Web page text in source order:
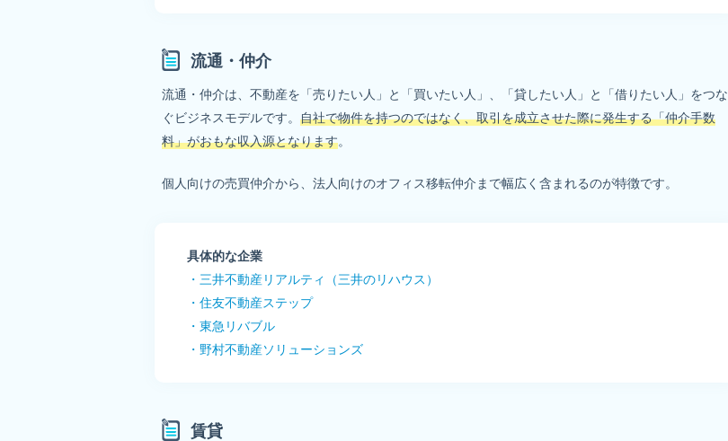
流通・仲介
流通・仲介は、不動産を「売りたい人」と「買いたい人」、「貸したい人」と「借りたい人」をつな
ぐビジネスモデルです。 自社で物件を持つのではなく、取引を成立させた際に発生する「仲介手数
料」がおもな収入源となります。
個人向けの売買仲介から、法人向けのオフィス移転仲介まで幅広く含まれるのが特徴です。
具体的な企業
・三井不動産リアルティ（三井のリハウス）
・住友不動産ステップ
・東急リバブル
・野村不動産ソリューションズ
賃貸